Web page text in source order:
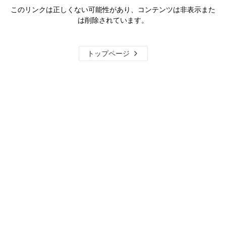
このリンクは正しくない可能性があり、コンテンツは非表示また
は削除されています。
トップページ